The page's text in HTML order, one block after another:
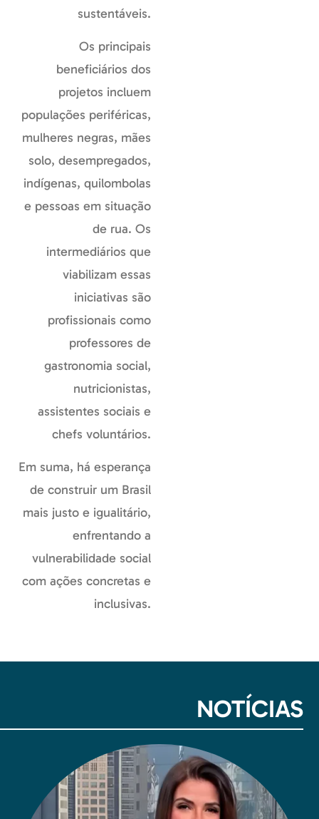
sustentáveis.
Os principais
beneficiários dos
projetos incluem
populações periféricas,
mulheres negras, mães
solo, desempregados,
indígenas, quilombolas
e pessoas em situação
de rua. Os
intermediários que
viabilizam essas
iniciativas são
profissionais como
professores de
gastronomia social,
nutricionistas,
assistentes sociais e
chefs voluntários.
Em suma, há esperança
de construir um Brasil
mais justo e igualitário,
enfrentando a
vulnerabilidade social
com ações concretas e
inclusivas.
NOTÍCIAS